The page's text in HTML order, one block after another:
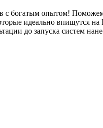
богатым опытом!
идеально впишутся
до запуска систем